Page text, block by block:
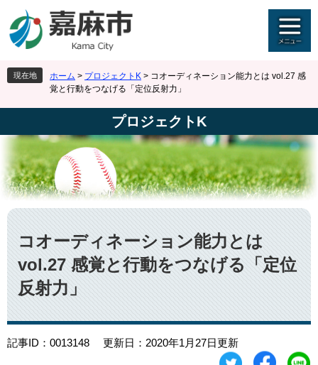
ジ
先
頭
す
ュ
を
飛
し
へ
現在地 ホーム > プロジェクトK > コオーディネーション能力とは vol.27 感
覚と行動をつなげる「定位反射力」
プロジェクトK
本
文
コオーディネーション能力とは
vol.27 感覚と行動をつなげる「定位
反射力」
記事ID：0013148 更新日：2020年1月27日更新